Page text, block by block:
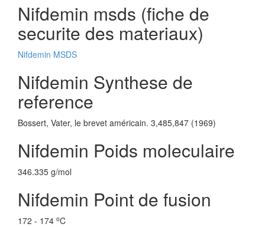
Nifdemin msds (fiche de
securite des materiaux)
Nifdemin MSDS
Nifdemin Synthese de
reference
Bossert, Vater, le brevet américain. 3,485,847 (1969)
Nifdemin Poids moleculaire
346.335 g/mol
Nifdemin Point de fusion
172 - 174 oC